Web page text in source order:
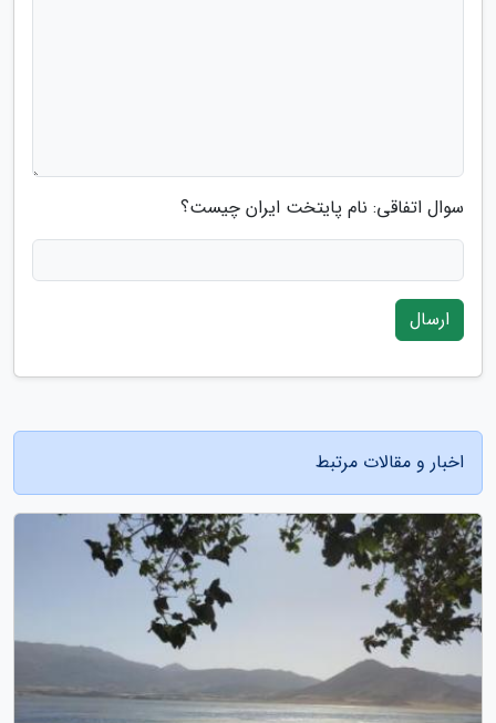
سوال اتفاقی: نام پایتخت ایران چیست؟
ارسال
اخبار و مقالات مرتبط